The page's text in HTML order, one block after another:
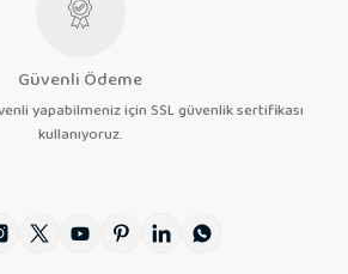
Güvenli Ödeme
yapabilmeniz için SSL güvenlik sertifikası
kullanıyoruz.